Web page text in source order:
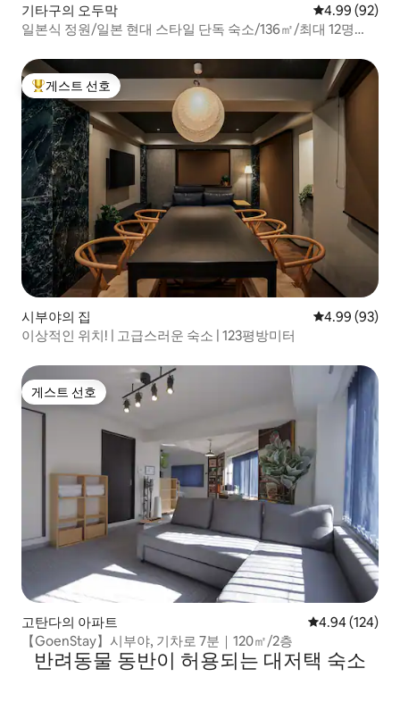
기타구의 오두막 평점 4.99점(5
4.99 (92)
일본식 정원/일본 현대 스타일 단독 숙소/136㎡/최대 12명
상위 게스트 선호
게스트 선호
시부야의 집 평점 4.99점(5
4.99 (93)
이상적인 위치! | 고급스러운 숙소 | 123평방미터
게스트 선호
게스트 선호
고탄다의 아파트 평점 4.94점(5
4.94 (124)
【GoenStay】시부야, 기차로 7분｜120㎡/2층
반려동물 동반이 허용되는 대저택 숙소